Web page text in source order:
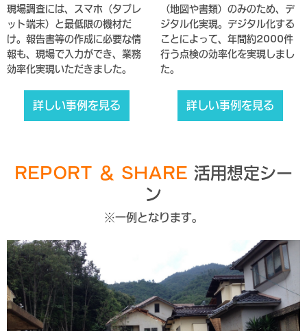
現場調査には、スマホ（タブレ
ット端末）と最低限の機材だ
け。報告書等の作成に必要な情
報も、現場で入力ができ、業務
効率化実現いただきました。
詳しい事例を見る
（地図や書類）のみのため、デ
ジタル化実現。デジタル化する
ことによって、年間約2000件
行う点検の効率化を実現しまし
た。
詳しい事例を見る
REPORT ＆ SHARE 活用想定シー
ン
※一例となります。